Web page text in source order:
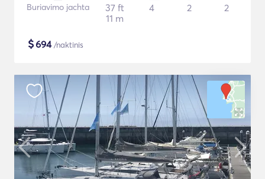
Buriavimo jachta
37 ft
11 m
4 2 2
$694/naktinis